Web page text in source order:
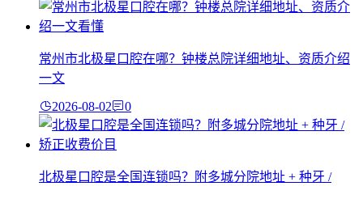
常州市北极星口腔在哪？钟楼总院详细地址、资质介绍
一文
2026-08-02 0
北极星口腔是全国连锁吗？附多城分院地址 + 种牙 /